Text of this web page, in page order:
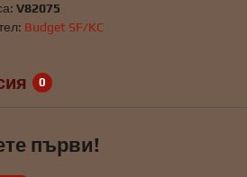
V82075
Budget SF/KC
0
първи!